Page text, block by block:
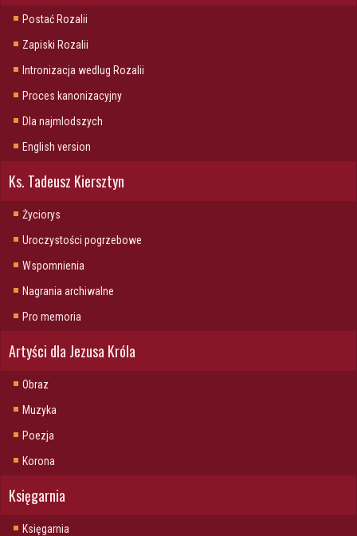
Postać Rozalii
Zapiski Rozalii
Intronizacja wedlug Rozalii
Proces kanonizacyjny
Dla najmlodszych
English version
Ks. Tadeusz Kiersztyn
Życiorys
Uroczystości pogrzebowe
Wspomnienia
Nagrania archiwalne
Pro memoria
Artyści dla Jezusa Króla
Obraz
Muzyka
Poezja
Korona
Księgarnia
Księgarnia